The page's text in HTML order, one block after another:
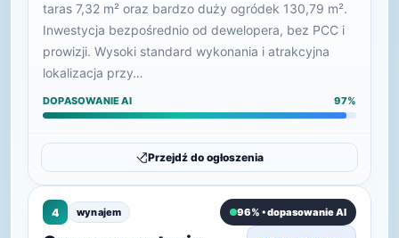
taras 7,32 m² oraz bardzo duży ogródek 130,79 m².
Inwestycja bezpośrednio od dewelopera, bez PCC i
prowizji. Wysoki standard wykonania i atrakcyjna
lokalizacja przy…
DOPASOWANIE AI 97%
Przejdź do ogłoszenia
4 wynajem 96% • dopasowanie AI